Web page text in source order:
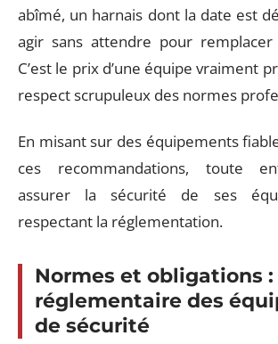
abîmé, un harnais dont la date est
agir sans attendre pour
C’est le prix d’une équipe vraiment
respect scrupuleux des normes
En misant sur des équipements
ces recommandations, toute
assurer la sécurité de ses
respectant la réglementation.
Normes et obligations
réglementaire des
de sécurité